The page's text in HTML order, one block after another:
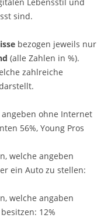
sind.
bezogen jeweils nur
(alle Zahlen in %).
zahlreiche
ohne Internet
56%, Young Pros
welche angeben
ein Auto zu stellen:
welche angaben
12%